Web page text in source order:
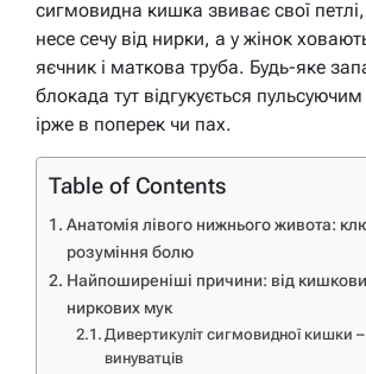
сигмовидна кишка звиває свої петлі,
несе сечу від нирки, а у жінок
яєчник і маткова труба. Будь-яке
блокада тут відгукується
ірже в поперек чи пах.
Table of Contents
Анатомія лівого нижнього живота:
розуміння болю
Найпоширеніші причини: від
ниркових мук
Дивертикуліт сигмовидної кишки –
винуватців